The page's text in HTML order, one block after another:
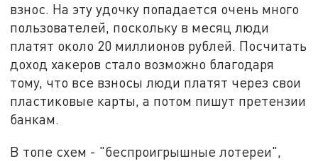
взнос. На эту удочку попадается очень много
пользователей, поскольку в месяц люди
платят около 20 миллионов рублей. Посчитать
доход хакеров стало возможно благодаря
тому, что все взносы люди платят через свои
пластиковые карты, а потом пишут претензии
банкам.
В топе схем - "беспроигрышные лотереи",